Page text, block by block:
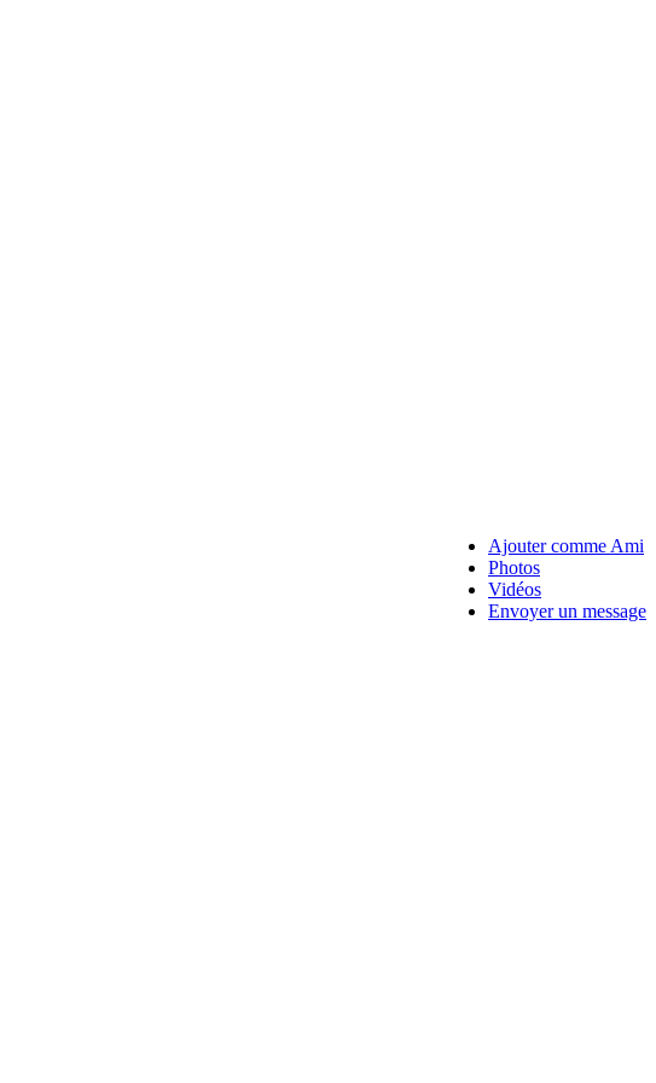
Ajouter comme Ami
Photos
Vidéos
Envoyer un message